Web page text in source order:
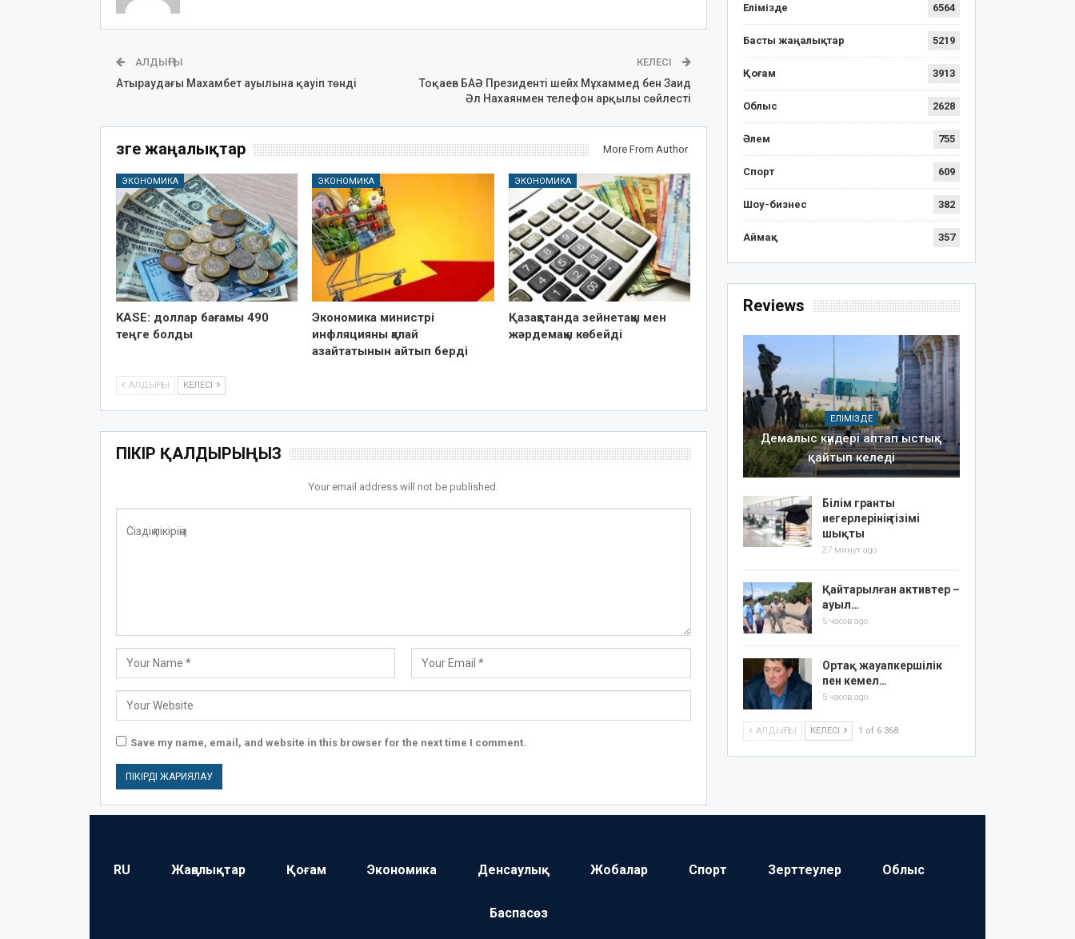
АЛДЫҢҒЫ
Атыраудағы Махамбет ауылына қауіп төнді
КЕЛЕСІ
Тоқаев БАӘ Президенті шейх Мұхаммед бен Заид
Әл Нахаянмен телефон арқылы сөйлесті
Өзге жаңалықтар More From Author
ЭКОНОМИКА
KASE: доллар бағамы 490
теңге болды
ЭКОНОМИКА
Экономика министрі
инфляцияны қалай
азайтатынын айтып берді
ЭКОНОМИКА
Қазақстанда зейнетақы мен
жәрдемақы көбейді
АЛДЫҢҒЫ КЕЛЕСІ
ПІКІР ҚАЛДЫРЫҢЫЗ
Your email address will not be published.
Save my name, email, and website in this browser for the next time I comment.
Елімізде 6564
Басты жаңалықтар 5219
Қоғам 3913
Облыс 2628
Әлем 755
Спорт 609
Шоу-бизнес 382
Аймақ 357
Reviews
ЕЛІМІЗДЕ
Демалыс күндері аптап ыстық
қайтып келеді
Білім гранты
иегерлерінің тізімі
шықты
27 минут ago
Қайтарылған активтер –
ауыл…
5 часов ago
Ортақ жауапкершілік
пен кемел…
5 часов ago
АЛДЫҢҒЫ КЕЛЕСІ 1 of 6 368
RU Жаңалықтар Қоғам Экономика Денсаулық Жобалар Спорт Зерттеулер Облыс
Баспасөз